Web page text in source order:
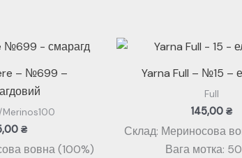
– №699 –
₴
вовна (100%)
Yarna Full – №15 –
Full
145,00 ₴
Склад: Мериносова
Вага мотка: 50